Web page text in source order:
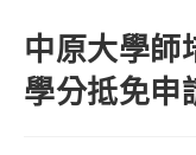
中原大學師
學分抵免申